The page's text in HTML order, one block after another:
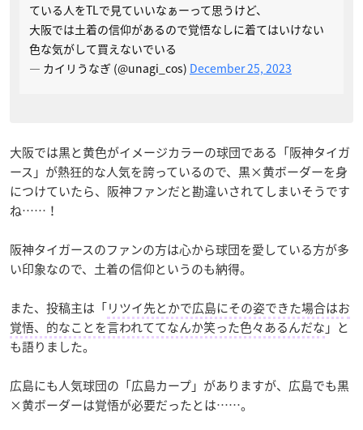
ている人をTLで見ていいなぁーって思うけど、
大阪では土着の信仰があるので覚悟なしに着てはいけない
色な気がして買えないでいる
— カイリうなぎ (@unagi_cos) December 25, 2023
大阪では黒と黄色がイメージカラーの球団である「阪神タイガ
ース」が熱狂的な人気を誇っているので、黒×黄ボーダーを身
につけていたら、阪神ファンだと勘違いされてしまいそうです
ね……！
阪神タイガースのファンの方は心から球団を愛している方が多
い印象なので、土着の信仰というのも納得。
また、投稿主は「リツイ先とかで広島にその姿できた場合はお
覚悟、的なことを言われててなんか笑った色々あるんだな 」と
も語りました。
広島にも人気球団の「広島カープ」がありますが、広島でも黒
×黄ボーダーは覚悟が必要だったとは……。